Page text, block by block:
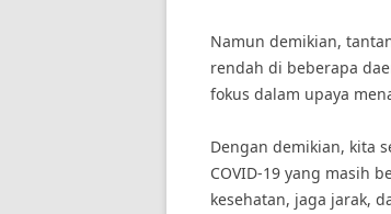
Namun demikian,
rendah di beberapa
fokus dalam upaya
Dengan demikian, kita
COVID-19 yang masih
kesehatan, jaga jarak,